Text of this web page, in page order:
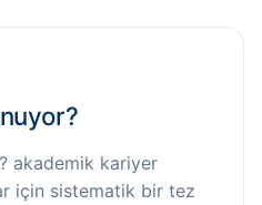
akademik kariyer
için sistematik bir tez